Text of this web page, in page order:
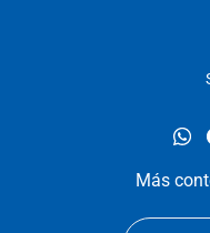
Más